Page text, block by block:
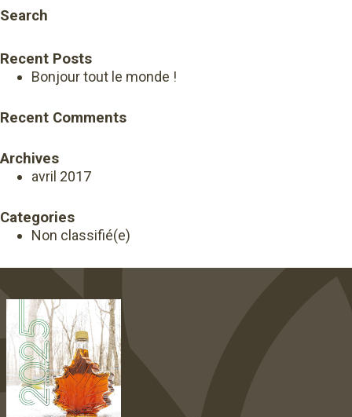
Search
Recent Posts
Bonjour tout le monde !
Recent Comments
Archives
avril 2017
Categories
Non classifié(e)